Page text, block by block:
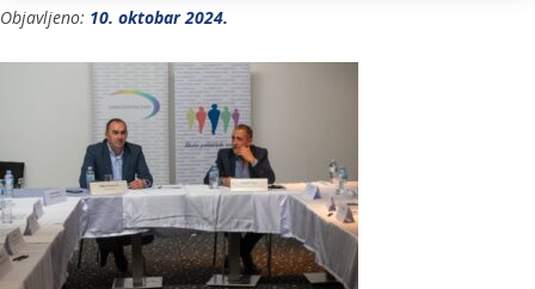
Objavljeno: 10. oktobar 2024.